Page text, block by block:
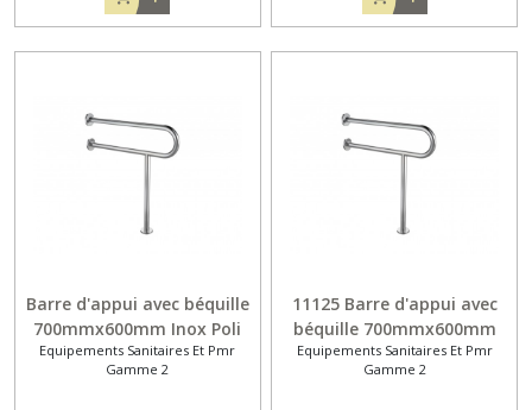
Barre d'appui avec béquille
700mmx600mm Inox Poli
Equipements Sanitaires Et Pmr
Gamme 2
11125 Barre d'appui avec
béquille 700mmx600mm
Inox Brossé
Equipements Sanitaires Et Pmr
Gamme 2